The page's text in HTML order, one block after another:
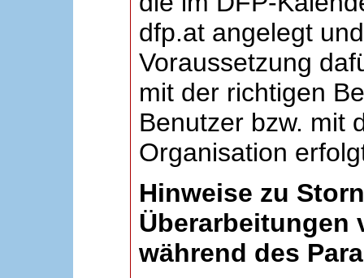
dfp.at angelegt
Voraussetzung
mit der richtigen
Benutzer bzw. mit
Organisation
Hinweise zu
Überarbeitungen
während des